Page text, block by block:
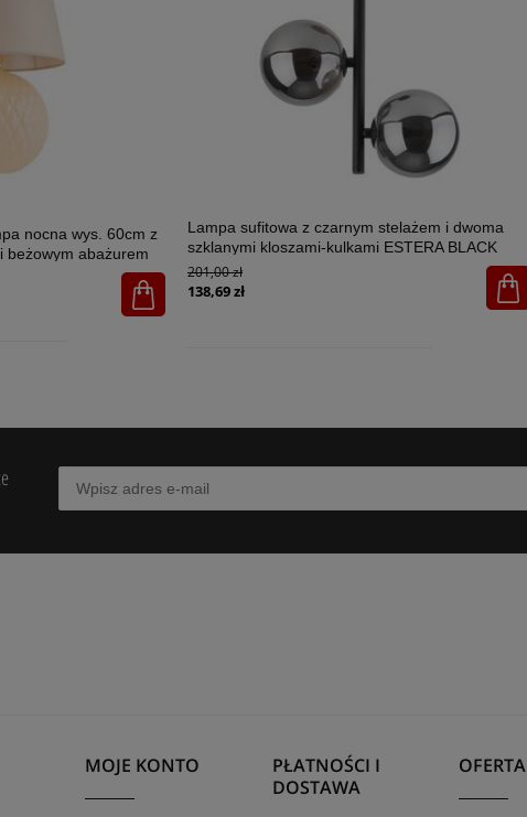
nocna wys. 60cm z
beżowym abażurem
Lampa sufitowa z czarnym stelażem i dwoma
szklanymi kloszami-kulkami ESTERA BLACK
2xG9 - 6706
201,00 zł
138,69 zł
MOJE KONTO
PŁATNOŚCI I
DOSTAWA
OFERTA